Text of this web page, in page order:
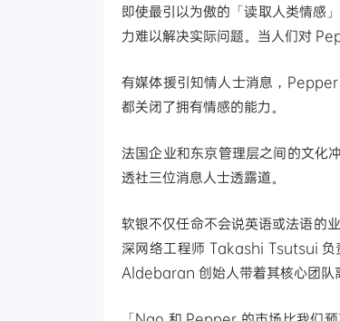
即使最引以为傲的「读取人类情感
力难以解决实际问题。当人们对
有媒体援引知情人士消息，
都关闭了拥有情感的能力。
法国企业和东京管理层之间的文化
透社三位消息人士透露道。
软银不仅任命不会说英语或法语
深网络工程师 Takashi Tsutsui 负
Aldebaran 创始人带着其核心团队